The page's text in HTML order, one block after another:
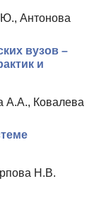
Антонова
вузов –
и
А.А., Ковалева
Н.В.